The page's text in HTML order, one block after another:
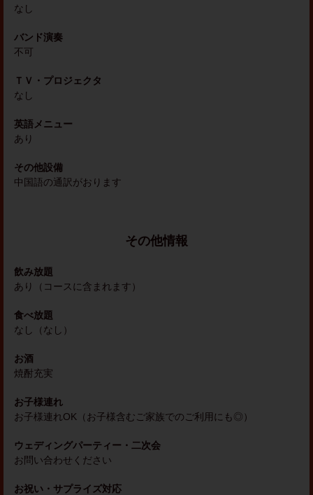
なし
バンド演奏
不可
ＴＶ・プロジェクタ
なし
英語メニュー
あり
その他設備
中国語の通訳がおります
その他情報
飲み放題
あり（コースに含まれます）
食べ放題
なし（なし）
お酒
焼酎充実
お子様連れ
お子様連れOK（お子様含むご家族でのご利用にも◎）
ウェディングパーティー・二次会
お問い合わせください
お祝い・サプライズ対応